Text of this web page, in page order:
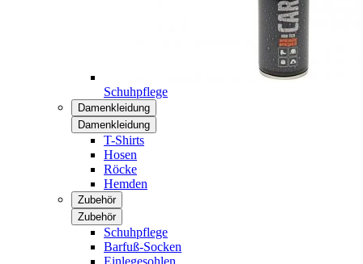
Schuhpflege
Damenkleidung
Damenkleidung
T-Shirts
Hosen
Röcke
Hemden
Zubehör
Zubehör
Schuhpflege
Barfuß-Socken
Einlegesohlen